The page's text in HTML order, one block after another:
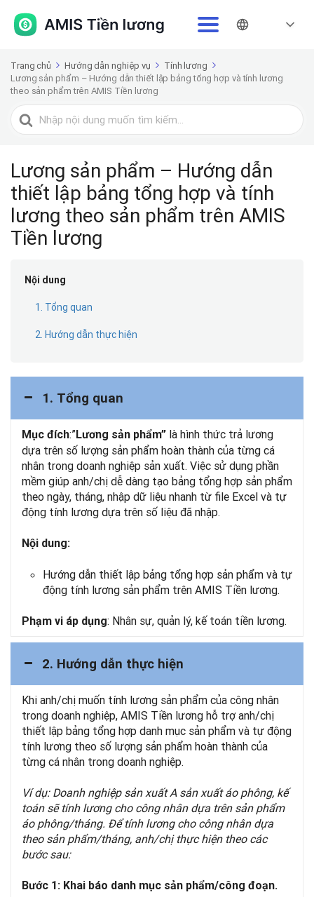
Trang chủ Hướng dẫn nghiệp vụ
Tính lương
Lương sản phẩm – Hướng dẫn thiết lập bảng tổng hợp và tính lương
theo sản phẩm trên AMIS Tiền lương
Tìm
kiếm
Lương sản phẩm – Hướng dẫn
thiết lập bảng tổng hợp và tính
lương theo sản phẩm trên AMIS
Tiền lương
Nội dung
1. Tổng quan
2. Hướng dẫn thực hiện
1. Tổng quan
Mục đích:”Lương sản phẩm” là hình thức trả lương
dựa trên số lượng sản phẩm hoàn thành của từng cá
nhân trong doanh nghiệp sản xuất. Việc sử dụng phần
mềm giúp anh/chị dễ dàng tạo bảng tổng hợp sản phẩm
theo ngày, tháng, nhập dữ liệu nhanh từ file Excel và tự
động tính lương dựa trên số liệu đã nhập.
Nội dung:
Hướng dẫn thiết lập bảng tổng hợp sản phẩm và tự
động tính lương sản phẩm trên AMIS Tiền lương.
Phạm vi áp dụng: Nhân sự, quản lý, kế toán tiền lương.
2. Hướng dẫn thực hiện
Khi anh/chị muốn tính lương sản phẩm của công nhân
trong doanh nghiệp, AMIS Tiền lương hỗ trợ anh/chị
thiết lập bảng tổng hợp danh mục sản phẩm và tự động
tính lương theo số lượng sản phẩm hoàn thành của
từng cá nhân trong doanh nghiệp.
Ví dụ: Doanh nghiệp sản xuất A sản xuất áo phông, kế
toán sẽ tính lương cho công nhân dựa trên sản phẩm
áo phông/tháng. Để tính lương cho công nhân dựa
theo sản phẩm/tháng, anh/chị thực hiện theo các
bước sau:
Bước 1: Khai báo danh mục sản phẩm/công đoạn.